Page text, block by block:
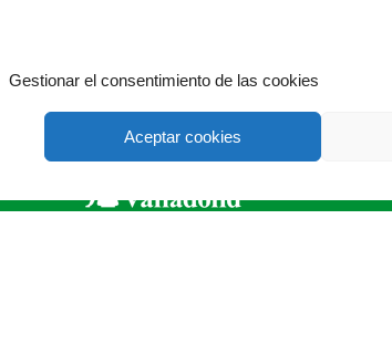
Gestionar el consentimiento de las cookies
Aceptar cookies